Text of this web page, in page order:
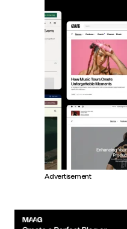
Advertisement